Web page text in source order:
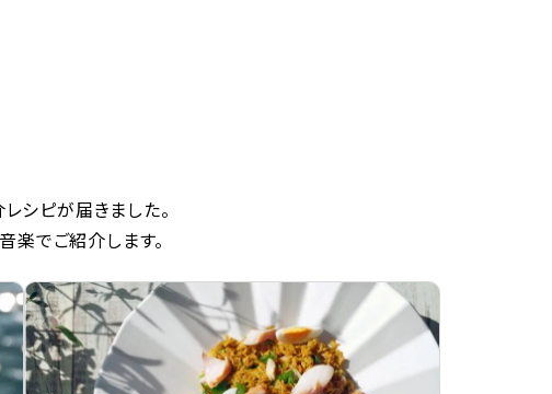
シピが届きました。
楽でご紹介します。